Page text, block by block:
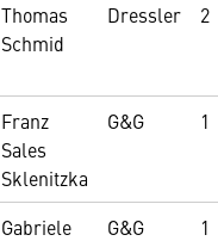
Thomas
Schmid
Dressler 2
Franz
Sales
Sklenitzka
G&G 1
Gabriele
G&G 1